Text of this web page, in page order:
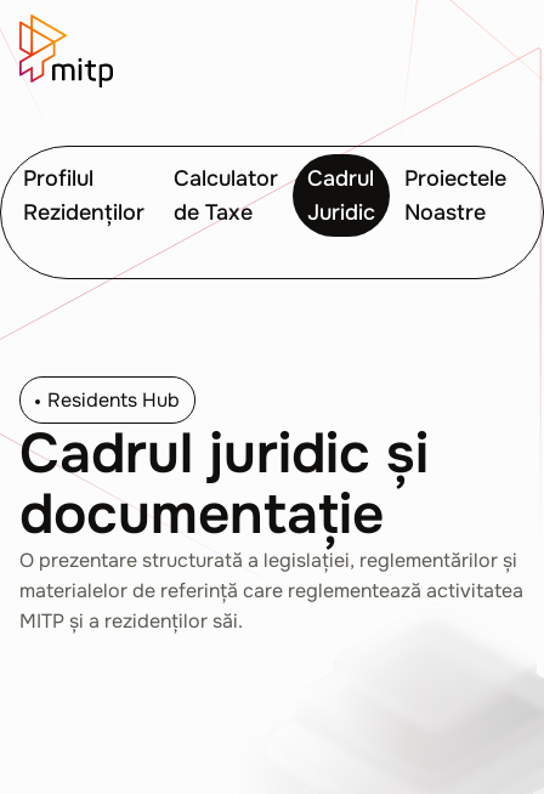
Profilul
Rezidenților
Calculator
de Taxe
Cadrul
Juridic
Proiectele
Noastre
Residents Hub
Cadrul juridic și
documentație
O prezentare structurată a legislației, reglementărilor și
materialelor de referință care reglementează activitatea
MITP și a rezidenților săi.